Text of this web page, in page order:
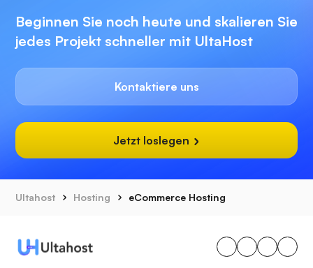
Beginnen Sie noch heute und skalieren Sie
jedes Projekt schneller mit UltaHost
Kontaktiere uns
Jetzt loslegen
Ultahost Hosting eCommerce Hosting